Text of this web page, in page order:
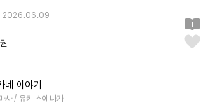
, 2026.06.09
네 이야기
사 / 유키 스에나가